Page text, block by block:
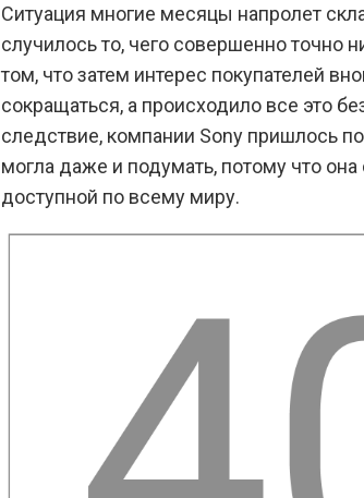
Ситуация многие месяцы напролет
случилось то, чего совершенно точно
том, что затем интерес покупателей
сокращаться, а происходило все это
следствие, компании Sony пришлось
могла даже и подумать, потому что
доступной по всему миру.